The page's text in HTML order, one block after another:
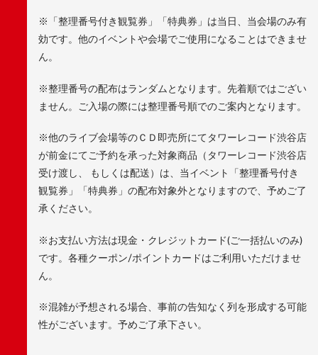
※「整理番号付き観覧券」「特典券」は当日、当会場のみ有
効です。他のイベントや会場でご使用になることはできませ
ん。
※整理番号の配布はランダムとなります。先着順ではござい
ません。ご入場の際には整理番号順でのご案内となります。
※他のライブ会場等のＣＤ即売所にてタワーレコード渋谷店
が前金にてご予約を承った対象商品（タワーレコード渋谷店
受け渡し、 もしくは配送）は、当イベント「整理番号付き
観覧券」「特典券」の配布対象外となりますので、予めご了
承ください。
※お支払い方法は現金・クレジットカード(ご一括払いのみ)
です。各種クーポン/ポイントカードはご利用いただけませ
ん。
※混雑が予想される場合、事前の告知なく列を形成する可能
性がございます。予めご了承下さい。